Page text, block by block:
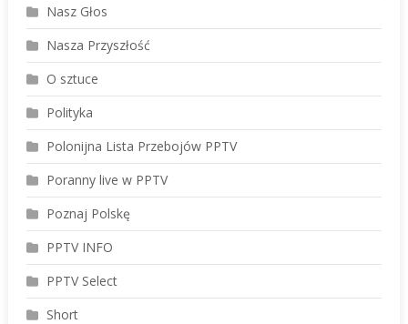
Nasz Głos
Nasza Przyszłość
O sztuce
Polityka
Polonijna Lista Przebojów PPTV
Poranny live w PPTV
Poznaj Polskę
PPTV INFO
PPTV Select
Short